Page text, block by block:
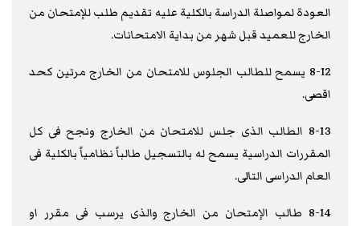
العودة لمواصلة الدراسة بالكلية عليه تقديم طلب للإمتحان من
الخارج للعميد قبل شهر من بداية الامتحانات.
8-12 يسمح للطالب الجلوس للامتحان من الخارج مرتين كحد
اقصى.
8-13 الطالب الذى جلس للامتحان من الخارج ونجح فى كل
المقررات الدراسية يسمح له بالتسجيل طالباً نظامياً بالكلية فى
العام الدراسى التالى.
8-14 طالب الإمتحان من الخارج والذى يرسب فى مقرر او